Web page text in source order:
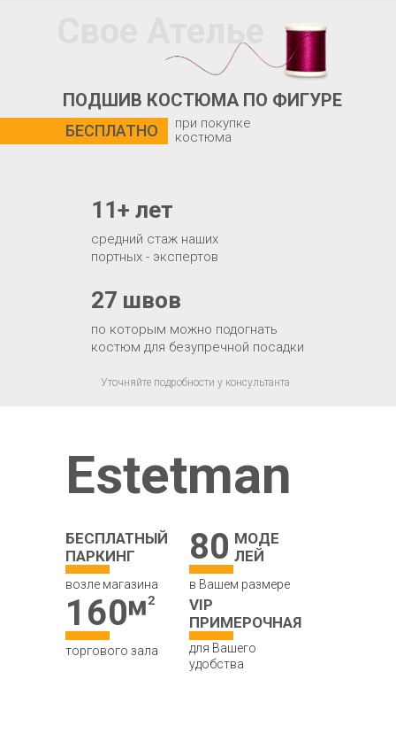
Свое Ателье
ПОДШИВ КОСТЮМА ПО ФИГУРЕ
БЕСПЛАТНО
по которым можно подогнать
костюм для безупречной посадки
27 швов
средний стаж наших
портных - экспертов
11+ лет
при покупке
костюма
Уточняйте подробности у консультанта
Estetman
БЕСПЛАТНЫЙ
ПАРКИНГ
возле магазина
80 МОДЕ
ЛЕЙ
в Вашем размере
160
торгового зала
VIP
ПРИМЕРОЧНАЯ
для Вашего
удобства